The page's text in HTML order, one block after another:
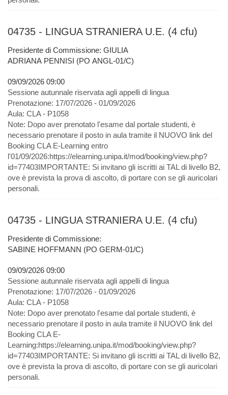
04735 - LINGUA STRANIERA U.E. (4 cfu)
Presidente di Commissione: GIULIA
ADRIANA PENNISI (PO ANGL-01/C)
09/09/2026 09:00
Sessione autunnale riservata agli appelli di lingua
Prenotazione: 17/07/2026 - 01/09/2026
Aula: CLA - P1058
Note: Dopo aver prenotato l'esame dal portale studenti, è
necessario prenotare il posto in aula tramite il NUOVO link del
Booking CLA E-Learning entro
l'01/09/2026:https://elearning.unipa.it/mod/booking/view.php?
id=77403IMPORTANTE: Si invitano gli iscritti ai TAL di livello B2,
ove è prevista la prova di ascolto, di portare con se gli auricolari
personali.
04735 - LINGUA STRANIERA U.E. (4 cfu)
Presidente di Commissione:
SABINE HOFFMANN (PO GERM-01/C)
09/09/2026 09:00
Sessione autunnale riservata agli appelli di lingua
Prenotazione: 17/07/2026 - 01/09/2026
Aula: CLA - P1058
Note: Dopo aver prenotato l'esame dal portale studenti, è
necessario prenotare il posto in aula tramite il NUOVO link del
Booking CLA E-
Learning:https://elearning.unipa.it/mod/booking/view.php?
id=77403IMPORTANTE: Si invitano gli iscritti ai TAL di livello B2,
ove è prevista la prova di ascolto, di portare con se gli auricolari
personali.